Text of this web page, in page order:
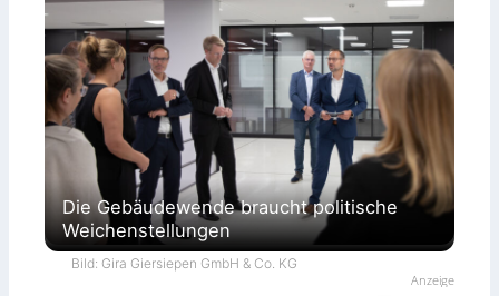
Die Gebäudewende braucht politische
Weichenstellungen
Bild: Gira Giersiepen GmbH & Co. KG
Anzeige